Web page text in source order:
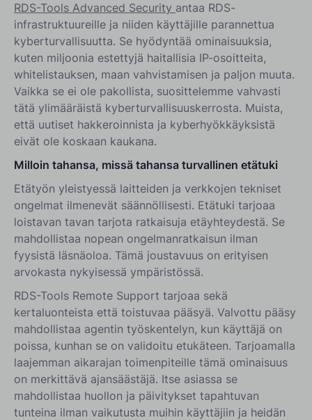
RDS-Tools Advanced Security antaa RDS-
infrastruktuureille ja niiden käyttäjille parannettua
kyberturvallisuutta. Se hyödyntää ominaisuuksia,
kuten miljoonia estettyjä haitallisia IP-osoitteita,
whitelistauksen, maan vahvistamisen ja paljon muuta.
Vaikka se ei ole pakollista, suosittelemme vahvasti
tätä ylimääräistä kyberturvallisuuskerrosta. Muista,
että uutiset hakkeroinnista ja kyberhyökkäyksistä
eivät ole koskaan kaukana.
Milloin tahansa, missä tahansa turvallinen etätuki
Etätyön yleistyessä laitteiden ja verkkojen tekniset
ongelmat ilmenevät säännöllisesti. Etätuki tarjoaa
loistavan tavan tarjota ratkaisuja etäyhteydestä. Se
mahdollistaa nopean ongelmanratkaisun ilman
fyysistä läsnäoloa. Tämä joustavuus on erityisen
arvokasta nykyisessä ympäristössä.
RDS-Tools Remote Support tarjoaa sekä
kertaluonteista että toistuvaa pääsyä. Valvottu pääsy
mahdollistaa agentin työskentelyn, kun käyttäjä on
poissa, kunhan se on validoitu etukäteen. Tarjoamalla
laajemman aikarajan toimenpiteille tämä ominaisuus
on merkittävä ajansäästäjä. Itse asiassa se
mahdollistaa huollon ja päivitykset tapahtuvan
tunteina ilman vaikutusta muihin käyttäjiin ja heidän